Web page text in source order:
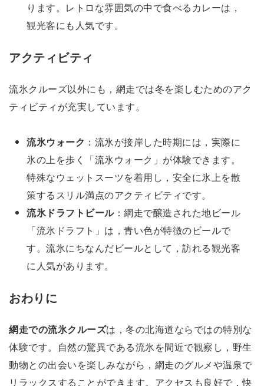
ります。レトロな雰囲気の中で食べるカレーは，
観光客にも人気です。
アクティビティ
流氷クルーズ以外にも，網走では冬を楽しむためのアク
ティビティが充実しています。
流氷ウォーク ：流氷が接岸した時期には，実際に
氷の上を歩く「流氷ウォーク」が体験できます。
特殊なウェットスーツを着用し，安全に氷上を散
策するスリル満点のアクティビティです。
流氷ドラフトビール：網走で醸造された地ビール
「流氷ドラフト」は，青い色が特徴のビールで
す。流氷にちなんだビールとして，訪れる観光客
に人気があります。
おわりに
網走での流氷クルーズは，冬の北海道ならではの特別な
体験です。自然の驚異である流氷を間近で観察し，野生
動物との出会いを楽しみながら，網走のグルメや温泉で
リラックスすることができます。アクセスも良好で，快